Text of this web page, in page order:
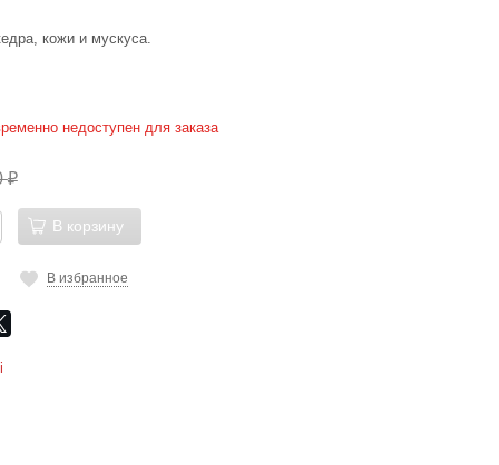
кожи и мускуса.
недоступен для заказа
₽
В корзину
В избранное